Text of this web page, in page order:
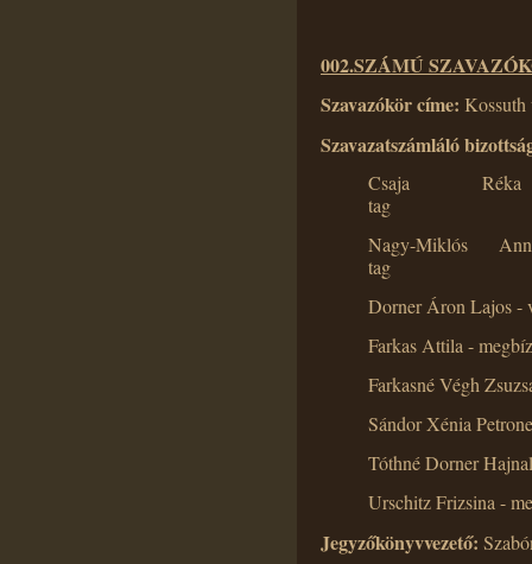
002.SZÁMÚ
Szavazókör címe:
Szavazatszámláló
Csaja
Nagy-Miklós
Dorner Áron Lajos -
Farkas Attila -
Farkasné Végh
Sándor Xénia
Tóthné Dorner
Urschitz Frizsina -
Jegyzőkönyvvezető: